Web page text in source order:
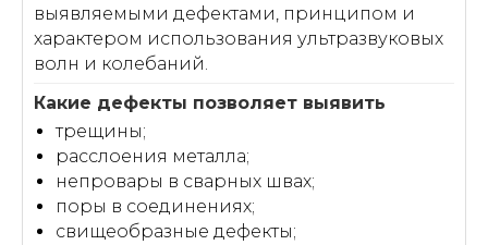
выявляемыми дефектами, принципом и
характером использования ультразвуковых
волн и колебаний.
трещины;
расслоения металла;
непровары в сварных швах;
поры в соединениях;
свищеобразные дефекты;